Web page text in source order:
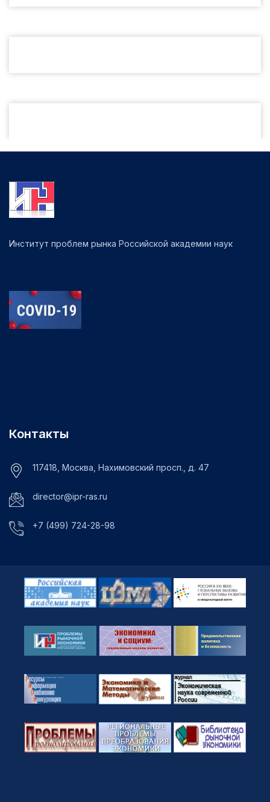
Институт проблем рынка Российской академии наук
Контакты
117418, Москва, Нахимовский просп., д. 47
director@ipr-ras.ru
+7 (499) 724-28-98